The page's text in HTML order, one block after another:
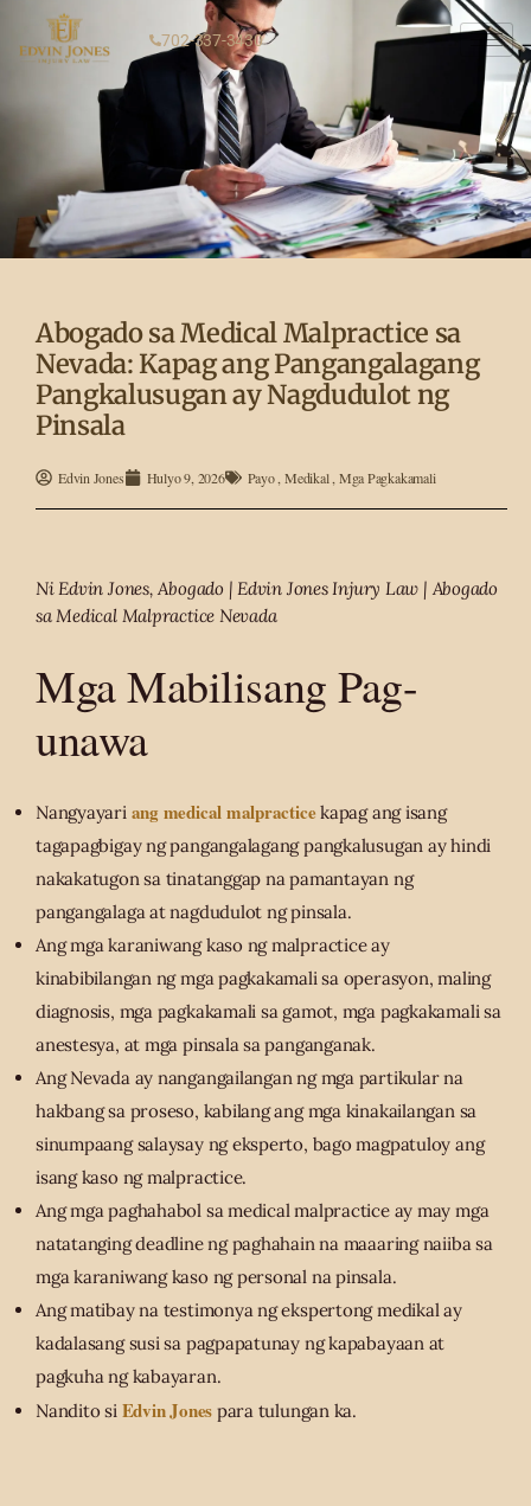
702-337-3430
Abogado sa Medical Malpractice sa
Nevada: Kapag ang Pangangalagang
Pangkalusugan ay Nagdudulot ng
Pinsala
Edvin Jones Hulyo 9, 2026 Payo,Medikal, Mga Pagkakamali
Ni Edvin Jones, Abogado | Edvin Jones Injury Law | Abogado
sa Medical Malpractice Nevada
Mga Mabilisang Pag-
unawa
Nangyayari ang medical malpractice kapag ang isang
tagapagbigay ng pangangalagang pangkalusugan ay hindi
nakakatugon sa tinatanggap na pamantayan ng
pangangalaga at nagdudulot ng pinsala.
Ang mga karaniwang kaso ng malpractice ay
kinabibilangan ng mga pagkakamali sa operasyon, maling
diagnosis, mga pagkakamali sa gamot, mga pagkakamali sa
anestesya, at mga pinsala sa panganganak.
Ang Nevada ay nangangailangan ng mga partikular na
hakbang sa proseso, kabilang ang mga kinakailangan sa
sinumpaang salaysay ng eksperto, bago magpatuloy ang
isang kaso ng malpractice.
Ang mga paghahabol sa medical malpractice ay may mga
natatanging deadline ng paghahain na maaaring naiiba sa
mga karaniwang kaso ng personal na pinsala.
Ang matibay na testimonya ng ekspertong medikal ay
kadalasang susi sa pagpapatunay ng kapabayaan at
pagkuha ng kabayaran.
Nandito si Edvin Jones para tulungan ka.